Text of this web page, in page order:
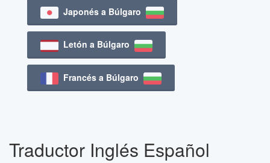
Japonés a Búlgaro
Letón a Búlgaro
Francés a Búlgaro
Traductor Inglés Español